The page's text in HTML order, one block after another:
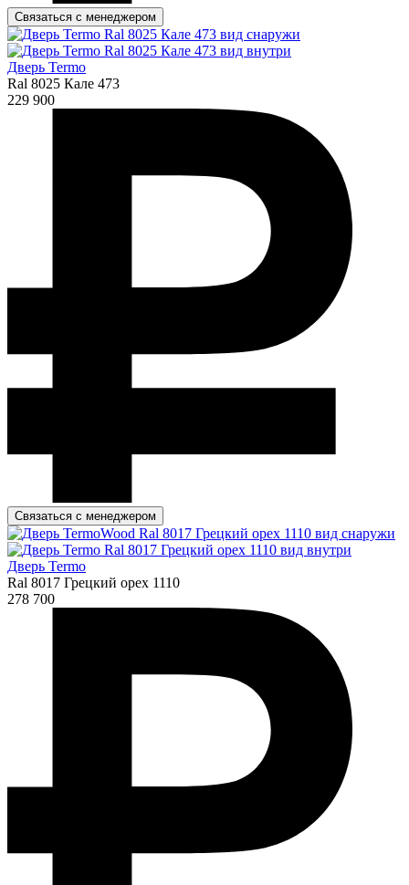
Связаться с менеджером
Дверь Termo
Ral 8025 Кале 473
229 900
Связаться с менеджером
Дверь Termo
Ral 8017 Грецкий орех 1110
278 700